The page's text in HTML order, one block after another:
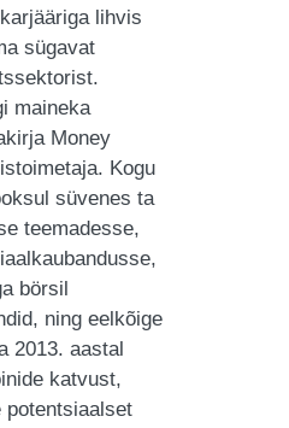
lihvis
sügavat
maineka
Money
Kogu
süvenes ta
teemadesse,
börsil
ning eelkõige
2013. aastal
katvust,
potentsiaalset